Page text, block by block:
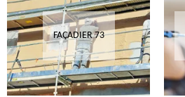
FAÇADIER 73